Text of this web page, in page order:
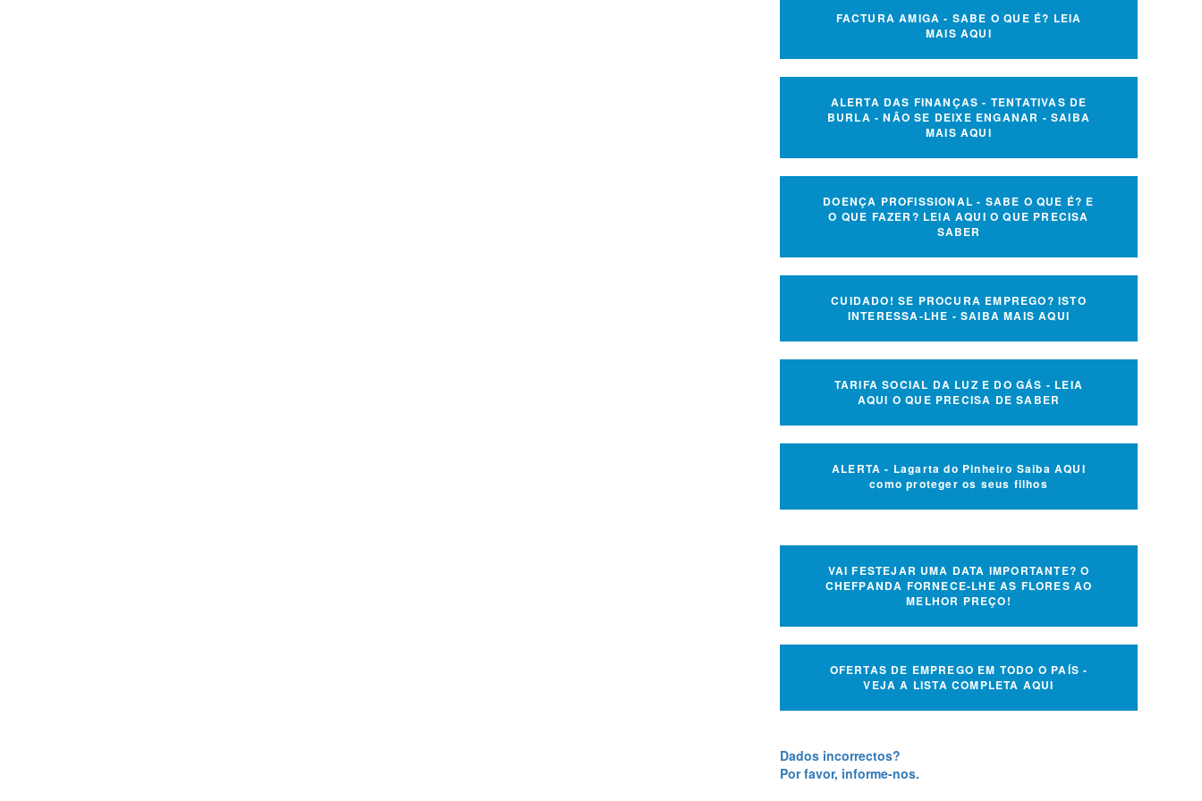
FACTURA AMIGA - SABE O QUE É? LEIA
MAIS AQUI
ALERTA DAS FINANÇAS - TENTATIVAS DE
BURLA - NÃO SE DEIXE ENGANAR - SAIBA
MAIS AQUI
DOENÇA PROFISSIONAL - SABE O QUE É? E
O QUE FAZER? LEIA AQUI O QUE PRECISA
SABER
CUIDADO! SE PROCURA EMPREGO? ISTO
INTERESSA-LHE - SAIBA MAIS AQUI
TARIFA SOCIAL DA LUZ E DO GÁS - LEIA
AQUI O QUE PRECISA DE SABER
ALERTA - Lagarta do Pinheiro Saiba AQUI
como proteger os seus filhos
VAI FESTEJAR UMA DATA IMPORTANTE? O
CHEFPANDA FORNECE-LHE AS FLORES AO
MELHOR PREÇO!
OFERTAS DE EMPREGO EM TODO O PAÍS -
VEJA A LISTA COMPLETA AQUI
Dados incorrectos?
Por favor, informe-nos.